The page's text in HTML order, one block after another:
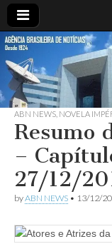
ABN
DE
DESDE
1924
ABN NEWS NOVELA
Resumo
–
27/12/
byABN NEWS • 13/12/